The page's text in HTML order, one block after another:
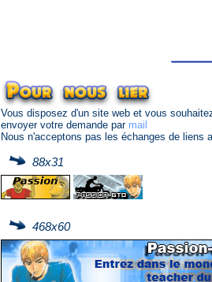
Pour nous lier
Vous disposez d'un site web et vous
envoyer votre demande par mail
Nous n'acceptons pas les échanges de liens
88x31
468x60